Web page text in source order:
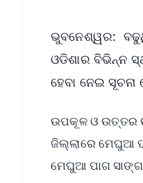
ଭୁବନେଶ୍ୱର:
ଓଡିଶାର ବିଭିନ୍ନ
ହେବା ନେଇ
ଉପକୂଳ ଓ ଉତ୍ତର
ଜିଲ୍ଲାରେ ମେଘୁଆ
ମେଘୁଆ ପାଗ